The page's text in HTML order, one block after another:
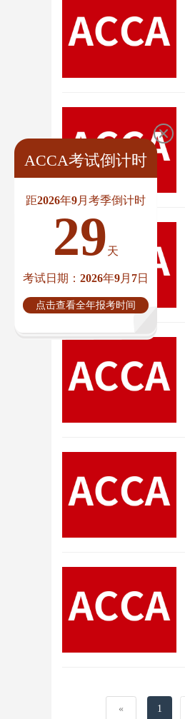
ACCA考试倒计时
距2026年9月考季倒计时
29天
考试日期：2026年9月7日
点击查看全年报考时间
« 1